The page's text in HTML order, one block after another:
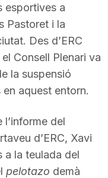
esportives a
Pastoret i la
Des d’ERC
Consell Plenari va
la suspensió
aquest entorn.
del
d’ERC, Xavi
a la teulada del
pelotazo demà